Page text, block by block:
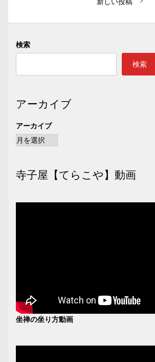
シ
ン
検索
検索
アーカイブ
アーカイブ
寺子屋【てらこや】動画
坐禅の坐り方動画